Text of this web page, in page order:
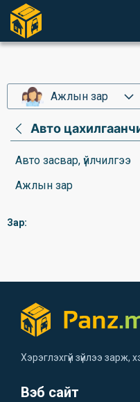
Ажлын зар
Авто
Авто засвар, үйлчилгээ
Ажлын зар
Зар:
Хэрэглэхгүй зүйлээ зарж,
Вэб сайт